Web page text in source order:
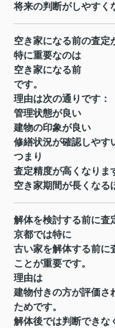
将来の判断がしやすく
空き家になる前の査定
特に重要なのは
空き家になる前
です。
理由は次の通りです：
管理状態が良い
建物の印象が良い
修繕状況が確認しやす
つまり
査定精度が高くなりま
空き家期間が長くなる
解体を検討する前に査
京都では特に
古い家を解体する前に
ことが重要です。
理由は
建物付きの方が評価さ
ためです。
解体後では判断できな